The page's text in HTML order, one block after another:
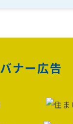
バナー広告